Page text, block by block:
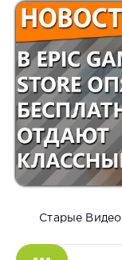
Старые Видео